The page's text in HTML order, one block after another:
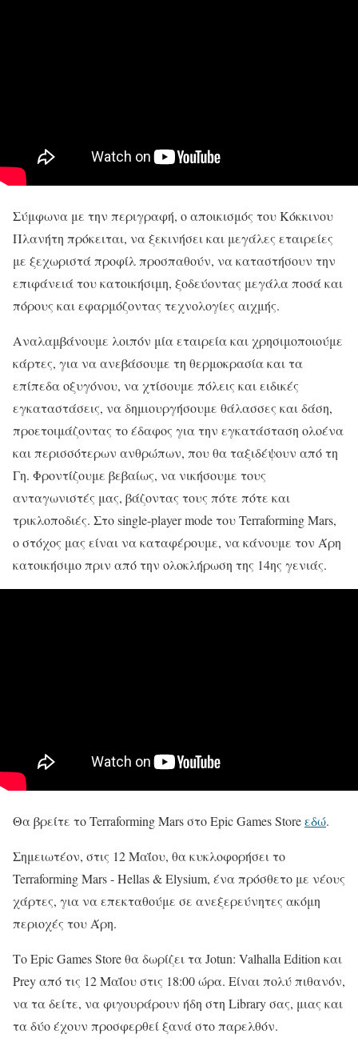
Σύμφωνα με την περιγραφή, ο αποικισμός του Κόκκινου
Πλανήτη πρόκειται, να ξεκινήσει και μεγάλες εταιρείες
με ξεχωριστά προφίλ προσπαθούν, να καταστήσουν την
επιφάνειά του κατοικήσιμη, ξοδεύοντας μεγάλα ποσά και
πόρους και εφαρμόζοντας τεχνολογίες αιχμής.
Αναλαμβάνουμε λοιπόν μία εταιρεία και χρησιμοποιούμε
κάρτες, για να ανεβάσουμε τη θερμοκρασία και τα
επίπεδα οξυγόνου, να χτίσουμε πόλεις και ειδικές
εγκαταστάσεις, να δημιουργήσουμε θάλασσες και δάση,
προετοιμάζοντας το έδαφος για την εγκατάσταση ολοένα
και περισσότερων ανθρώπων, που θα ταξιδέψουν από τη
Γη. Φροντίζουμε βεβαίως, να νικήσουμε τους
ανταγωνιστές μας, βάζοντας τους πότε πότε και
τρικλοποδιές. Στο single-player mode του Terraforming Mars,
ο στόχος μας είναι να καταφέρουμε, να κάνουμε τον Άρη
κατοικήσιμο πριν από την ολοκλήρωση της 14ης γενιάς.
Θα βρείτε το Terraforming Mars στο Epic Games Storeεδώ.
Σημειωτέον, στις 12 Μαΐου, θα κυκλοφορήσει το
Terraforming Mars - Hellas & Elysium, ένα πρόσθετο με νέους
χάρτες, για να επεκταθούμε σε ανεξερεύνητες ακόμη
περιοχές του Άρη.
Το Epic Games Store θα δωρίζει τα Jotun: Valhalla Edition και
Prey από τις 12 Μαΐου στις 18:00 ώρα. Είναι πολύ πιθανόν,
να τα δείτε, να φιγουράρουν ήδη στη Library σας, μιας και
τα δύο έχουν προσφερθεί ξανά στο παρελθόν.